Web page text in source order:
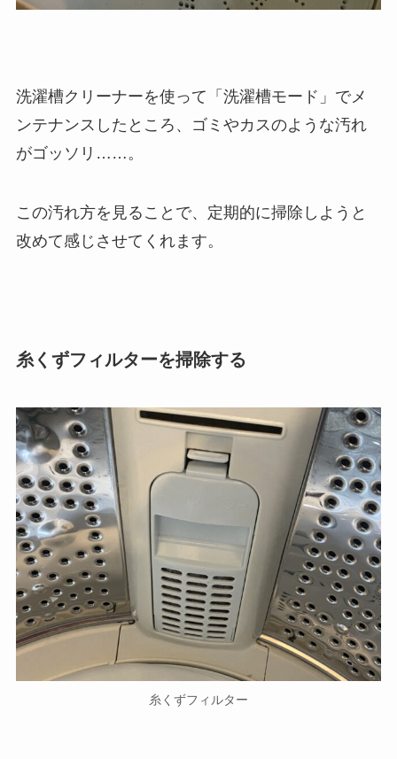
洗濯槽クリーナーを使って「洗濯槽モード」でメ
ンテナンスしたところ、ゴミやカスのような汚れ
がゴッソリ……。
この汚れ方を見ることで、定期的に掃除しようと
改めて感じさせてくれます。
糸くずフィルターを掃除する
糸くずフィルター